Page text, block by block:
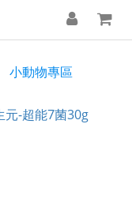
小動物專區